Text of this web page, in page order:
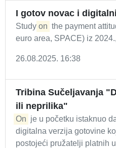
I gotov novac i
Study on the payment
euro area, SPACE) iz
26.08.2025. 16:38
Tribina Sučeljavanja
ili neprilika"
On je u početku istaknuo
digitalna verzija gotovine
postojeći pružatelji platnih